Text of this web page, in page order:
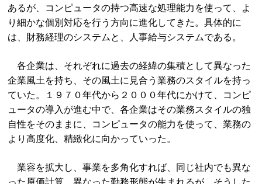
あるが、コンピュータの持つ高速な処理能力を使って、よ
り細かな個別対応を行う方向に進化してきた。具体的に
は、財務経理のシステムと、人事給与システムである。
各企業は、それぞれに過去の経緯の集積として異なった
企業風土を持ち、その風土に見合う業務のスタイルを持っ
ていた。１９７０年代から２０００年代にかけて、コンピ
ュータの導入が進む中で、各企業はその業務スタイルの独
自性をそのままに、コンピュータの能力を使って、業務の
より高度化、精緻化に向かっていった。
業容を拡大し、事業を多角化すれば、同じ社内でも異な
った原価計算、異なった勤務形態が生まれるが、そうした